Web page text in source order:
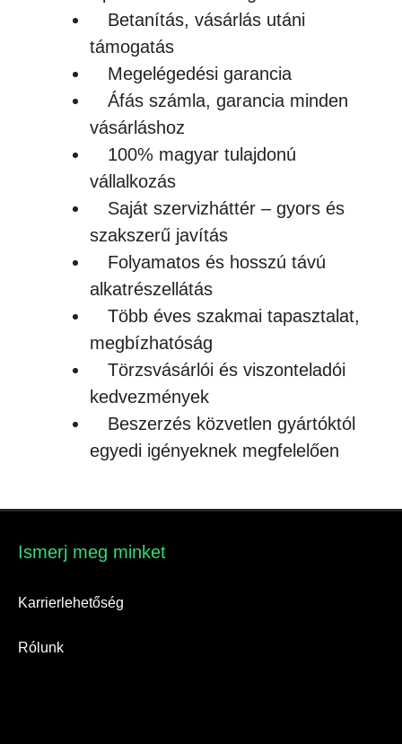
Betanítás, vásárlás utáni
támogatás
Megelégedési garancia
Áfás számla, garancia minden
vásárláshoz
100% magyar tulajdonú
vállalkozás
Saját szervizháttér – gyors és
szakszerű javítás
Folyamatos és hosszú távú
alkatrészellátás
Több éves szakmai tapasztalat,
megbízhatóság
Törzsvásárlói és viszonteladói
kedvezmények
Beszerzés közvetlen gyártóktól
egyedi igényeknek megfelelően
Ismerj meg minket​
Karrierlehetőség
Rólunk